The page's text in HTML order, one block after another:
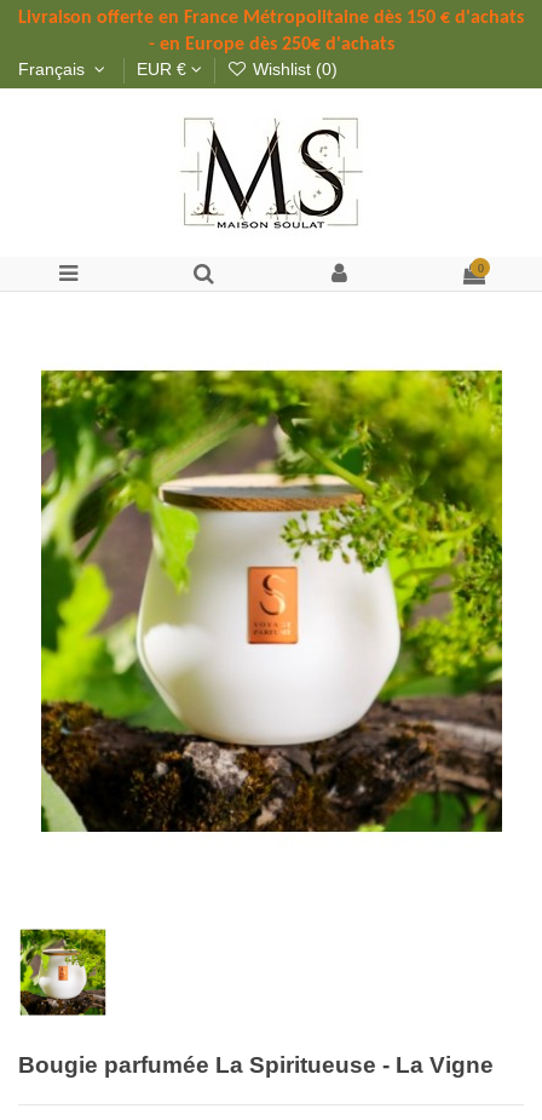
Livraison offerte en France Métropolitaine dès 150 € d'achats
- en Europe dès 250€ d'achats
Français EUR € Wishlist (0)
0
Bougie parfumée La Spiritueuse - La Vigne